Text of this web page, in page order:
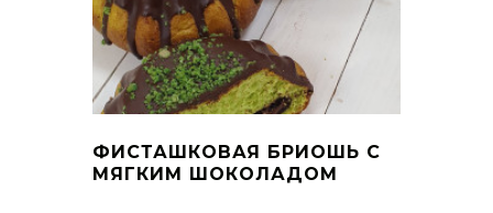
ФИСТАШКОВАЯ БРИОШЬ С
МЯГКИМ ШОКОЛАДОМ